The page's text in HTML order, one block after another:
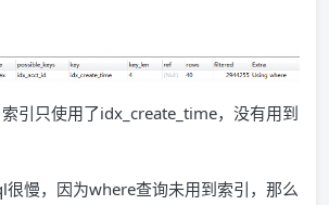
引只使用了idx_create_time，没有用到
很慢，因为where查询未用到索引，那么